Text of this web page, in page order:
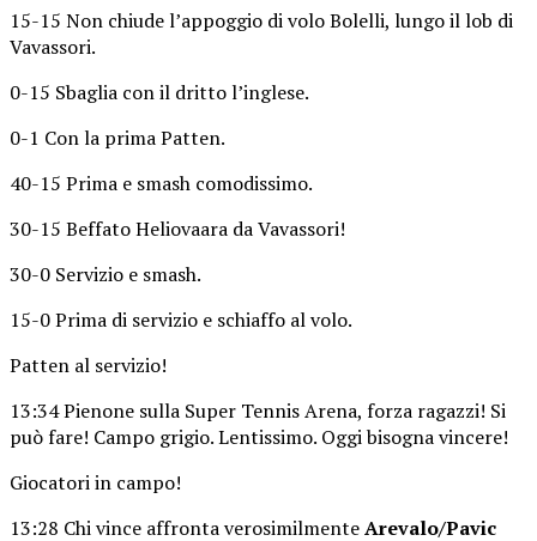
15-15 Non chiude l’appoggio di volo Bolelli, lungo il lob di
Vavassori.
0-15 Sbaglia con il dritto l’inglese.
0-1 Con la prima Patten.
40-15 Prima e smash comodissimo.
30-15 Beffato Heliovaara da Vavassori!
30-0 Servizio e smash.
15-0 Prima di servizio e schiaffo al volo.
Patten al servizio!
13:34 Pienone sulla Super Tennis Arena, forza ragazzi! Si
può fare! Campo grigio. Lentissimo. Oggi bisogna vincere!
Giocatori in campo!
13:28 Chi vince affronta verosimilmenteArevalo/Pavic